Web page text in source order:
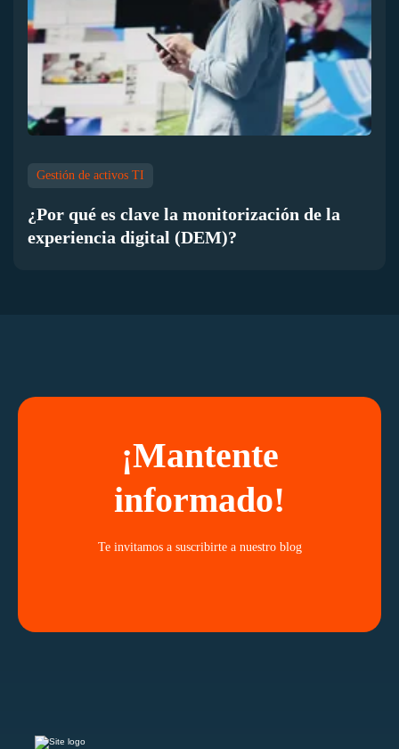
Gestión de activos TI
¿Por qué es clave la monitorización de la
experiencia digital (DEM)?
¡Mantente
informado!
Te invitamos a suscribirte a nuestro blog